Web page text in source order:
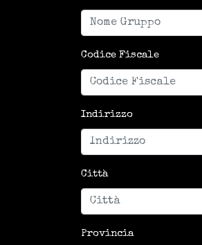
Codice Fiscale
Indirizzo
Città
Provincia